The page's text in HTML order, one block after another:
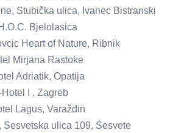
Stubička ulica, Ivanec Bistranski
Bjelolasica
Heart of Nature, Ribnik
Mirjana Rastoke
Adriatik, Opatija
Hotel I , Zagreb
Lagus, Varaždin
Sesvetska ulica 109, Sesvete